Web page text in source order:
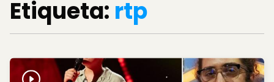
Etiqueta: rtp